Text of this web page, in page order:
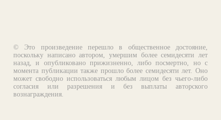
© Это произведение перешло в общественное достояние,
поскольку написано автором, умершим более семидесяти лет
назад, и опубликовано прижизненно, либо посмертно, но с
момента публикации также прошло более семидесяти лет. Оно
может свободно использоваться любым лицом без чьего-либо
согласия или разрешения и без выплаты авторского
вознаграждения.